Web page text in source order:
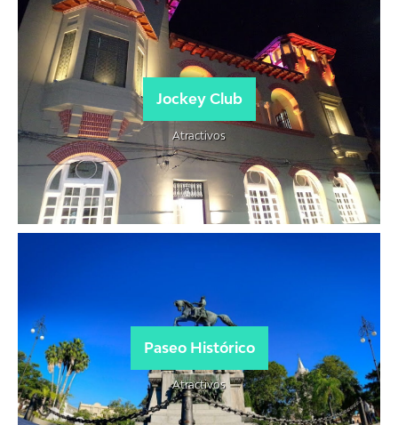
Jockey Club
Atractivos
Paseo Histórico
Atractivos